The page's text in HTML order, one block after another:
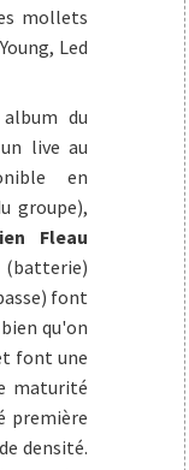
mollets
Led
du
live au
en
groupe),
Fleau
(batterie)
font
qu'on
font une
maturité
première
densité.